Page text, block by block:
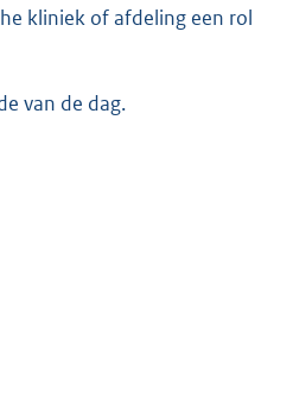
kliniek of afdeling een rol
van de dag.